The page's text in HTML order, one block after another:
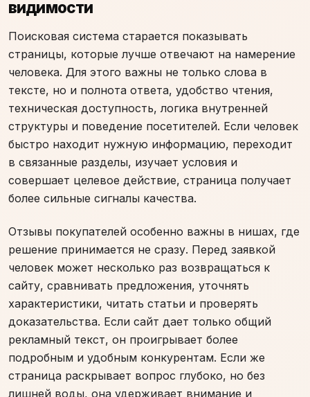
видимости
Поисковая система старается показывать
страницы, которые лучше отвечают на намерение
человека. Для этого важны не только слова в
тексте, но и полнота ответа, удобство чтения,
техническая доступность, логика внутренней
структуры и поведение посетителей. Если человек
быстро находит нужную информацию, переходит
в связанные разделы, изучает условия и
совершает целевое действие, страница получает
более сильные сигналы качества.
Отзывы покупателей особенно важны в нишах, где
решение принимается не сразу. Перед заявкой
человек может несколько раз возвращаться к
сайту, сравнивать предложения, уточнять
характеристики, читать статьи и проверять
доказательства. Если сайт дает только общий
рекламный текст, он проигрывает более
подробным и удобным конкурентам. Если же
страница раскрывает вопрос глубоко, но без
лишней воды, она удерживает внимание и